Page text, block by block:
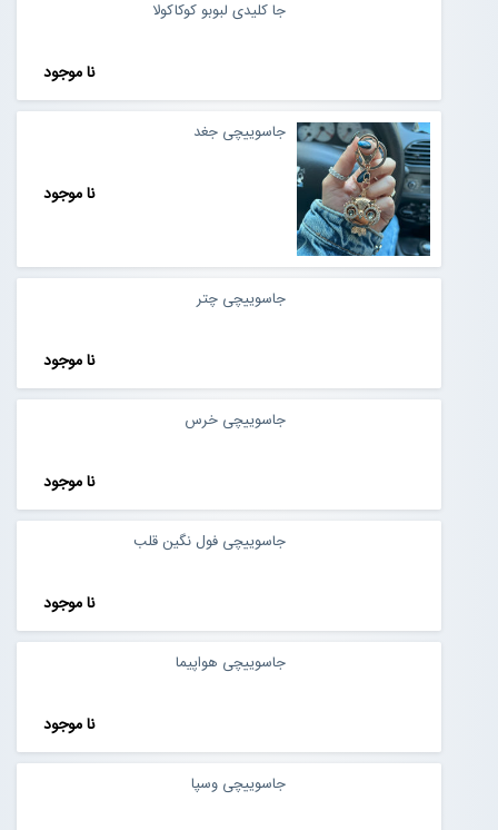
جا کلیدی لبوبو کوکاکولا
نا موجود
جاسوییچی جغد
نا موجود
جاسوییچی چتر
نا موجود
جاسوییچی خرس
نا موجود
جاسوییچی فول نگین قلب
نا موجود
جاسوییچی هواپیما
نا موجود
جاسوییچی وسپا